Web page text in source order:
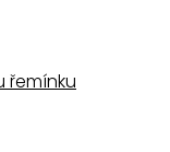
řemínku